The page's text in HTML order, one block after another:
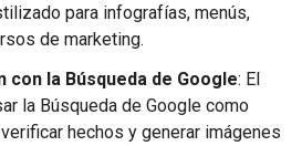
para infografías, menús,
de marketing.
con la Búsqueda de Google: El
la Búsqueda de Google como
hechos y generar imágenes